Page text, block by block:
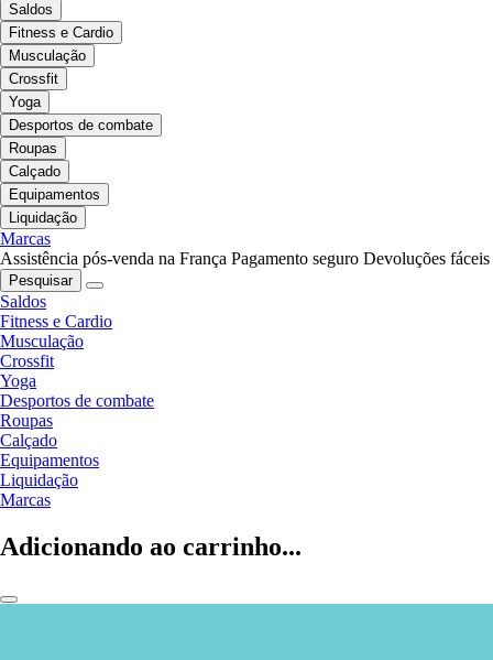
Saldos
Fitness e Cardio
Musculação
Crossfit
Yoga
Desportos de combate
Roupas
Calçado
Equipamentos
Liquidação
Marcas
Assistência pós-venda na França Pagamento seguro Devoluções fáceis
Pesquisar
Saldos
Fitness e Cardio
Musculação
Crossfit
Yoga
Desportos de combate
Roupas
Calçado
Equipamentos
Liquidação
Marcas
Adicionando ao carrinho...